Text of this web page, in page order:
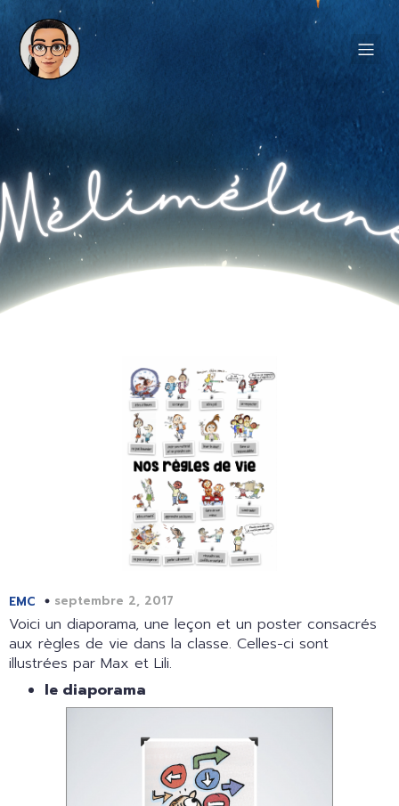
EMC septembre 2, 2017
Voici un diaporama, une leçon et un poster consacrés
aux règles de vie dans la classe. Celles-ci sont
illustrées par Max et Lili.
le diaporama